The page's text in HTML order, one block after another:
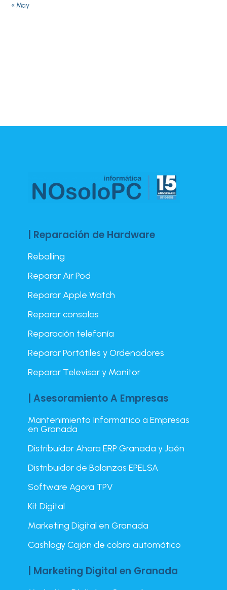
« May
| Reparación de Hardware
Reballing
Reparar Air Pod
Reparar Apple Watch
Reparar consolas
Reparación telefonía
Reparar Portátiles y Ordenadores
Reparar Televisor y Monitor
| Asesoramiento A Empresas
Mantenimiento Informático a Empresas
en Granada
Distribuidor Ahora ERP Granada y Jaén
Distribuidor de Balanzas EPELSA
Software Agora TPV
Kit Digital
Marketing Digital en Granada
Cashlogy Cajón de cobro automático
| Marketing Digital en Granada